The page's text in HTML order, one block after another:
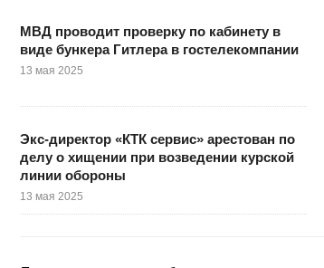
МВД проводит проверку по кабинету в
виде бункера Гитлера в гостелекомпании
13 мая 2025
Экс-директор «КТК сервис» арестован по
делу о хищении при возведении курской
линии обороны
13 мая 2025